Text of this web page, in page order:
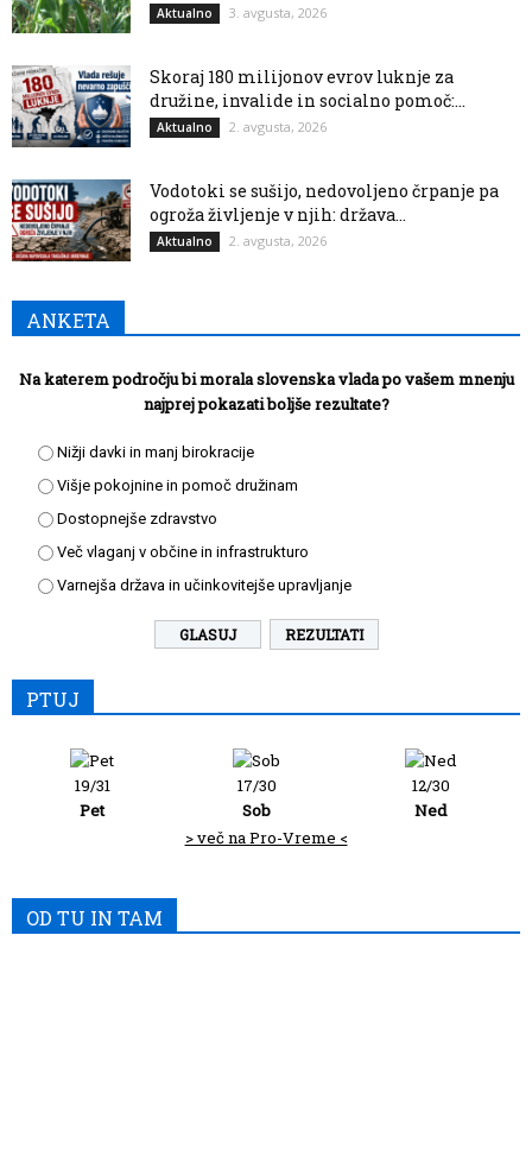
Aktualno 3. avgusta, 2026
Skoraj 180 milijonov evrov luknje za
družine, invalide in socialno pomoč:...
Aktualno 2. avgusta, 2026
Vodotoki se sušijo, nedovoljeno črpanje pa
ogroža življenje v njih: država...
Aktualno 2. avgusta, 2026
ANKETA
Na katerem področju bi morala slovenska vlada po vašem mnenju
najprej pokazati boljše rezultate?
Nižji davki in manj birokracije
Višje pokojnine in pomoč družinam
Dostopnejše zdravstvo
Več vlaganj v občine in infrastrukturo
Varnejša država in učinkovitejše upravljanje
REZULTATI
PTUJ
19/31
Pet
17/30
Sob
12/30
Ned
> več na Pro-Vreme <
OD TU IN TAM